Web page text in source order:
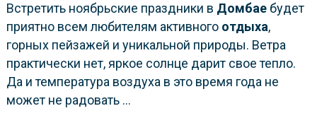
Встретить ноябрьские праздники в Домбаебудет
приятно всем любителям активного отдыха,
горных пейзажей и уникальной природы. Ветра
практически нет, яркое солнце дарит свое тепло.
Да и температура воздуха в это время года не
может не радовать ...